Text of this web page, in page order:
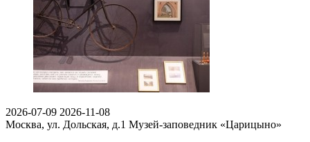
2026-07-09 2026-11-08
Москва, ул. Дольская, д.1 Музей-заповедник «Царицыно»